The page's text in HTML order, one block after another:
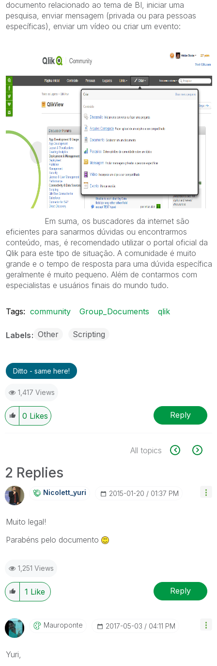
documento relacionado ao tema de BI, iniciar uma
pesquisa, enviar mensagem (privada ou para pessoas
específicas), enviar um vídeo ou criar um evento:
Em suma, os buscadores da internet são
eficientes para sanarmos dúvidas ou encontrarmos
conteúdo, mas, é recomendado utilizar o portal oficial da
Qlik para este tipo de situação. A comunidade é muito
grande e o tempo de resposta para uma dúvida específica
geralmente é muito pequeno. Além de contarmos com
especialistas e usuários finais do mundo tudo.
Tags: community Group_Documents qlik
Labels Other Scripting
Ditto - same here!
1,417 Views
0 Likes Reply
All topics
2 Replies
Nicolett_yuri ‎2015-01-20 01:37 PM
Muito legal!
Parabéns pelo documento
1,251 Views
1 Like Reply
Mauroponte ‎2017-05-03 04:11 PM
Yuri,